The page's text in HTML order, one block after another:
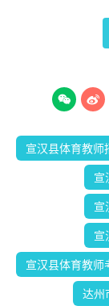
 
宣汉县体育教师
宣
宣
宣
宣汉县体育教师
达州